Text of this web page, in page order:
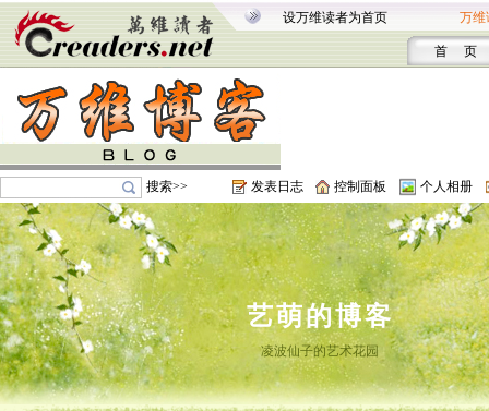
设万维读者为首页 万维
首 页
搜索>> 发表日志 控制面板 个人相册
艺萌的博客
凌波仙子的艺术花园